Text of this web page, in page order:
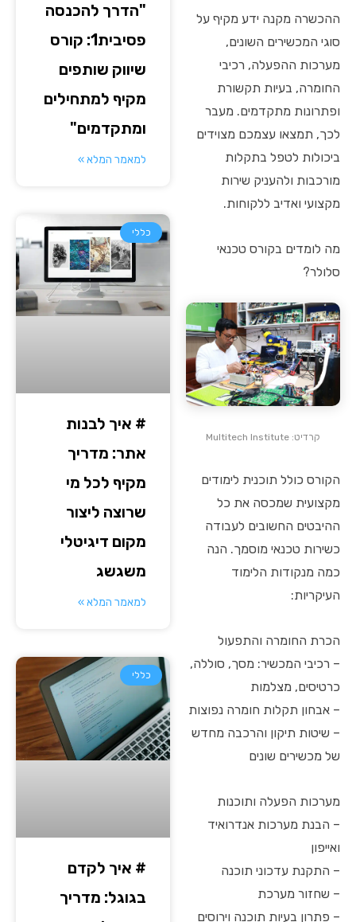
ההכשרה מקנה ידע מקיף על
סוגי המכשירים השונים,
מערכות ההפעלה, רכיבי
החומרה, בעיות תקשורת
ופתרונות מתקדמים. מעבר
לכך, תמצאו עצמכם מצוידים
ביכולות לטפל בתקלות
מורכבות ולהעניק שירות
מקצועי ואדיב ללקוחות.
מה לומדים בקורס טכנאי
סלולר?
קרדיט: Multitech Institute
הקורס כולל תוכנית לימודים
מקצועית שמכסה את כל
ההיבטים החשובים לעבודה
כשירות טכנאי מוסמך. הנה
כמה מנקודות הלימוד
העיקריות:
הכרת החומרה והתפעול
– רכיבי המכשיר: מסך, סוללה,
כרטיסים, מצלמות
– אבחון תקלות חומרה נפוצות
– שיטות תיקון והרכבה מחדש
של מכשירים שונים
מערכות הפעלה ותוכנות
– הבנת מערכות אנדרואיד
ואייפון
– התקנת עדכוני תוכנה
– שחזור מערכת
– פתרון בעיות תוכנה וירוסים
"הדרך להכנסה
פסיבית1: קורס
שיווק שותפים
מקיף למתחילים
ומתקדמים"
למאמר המלא »
כללי
# איך לבנות
אתר: מדריך
מקיף לכל מי
שרוצה ליצור
מקום דיגיטלי
משגשג
למאמר המלא »
כללי
# איך לקדם
בגוגל: מדריך